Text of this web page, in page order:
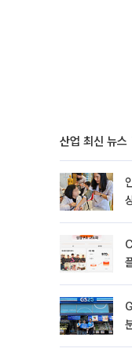
산업 최신 뉴스